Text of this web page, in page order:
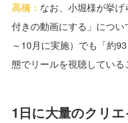
髙橋： なお、小堀様が挙
付きの動画にする」につ
～10月に実施）でも「約
態でリールを視聴している
1日に大量のクリ